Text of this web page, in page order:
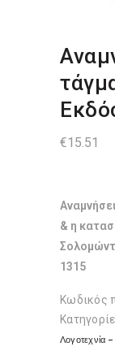
€15.51
& η
1315
Κωδικός
Λογοτεχνία